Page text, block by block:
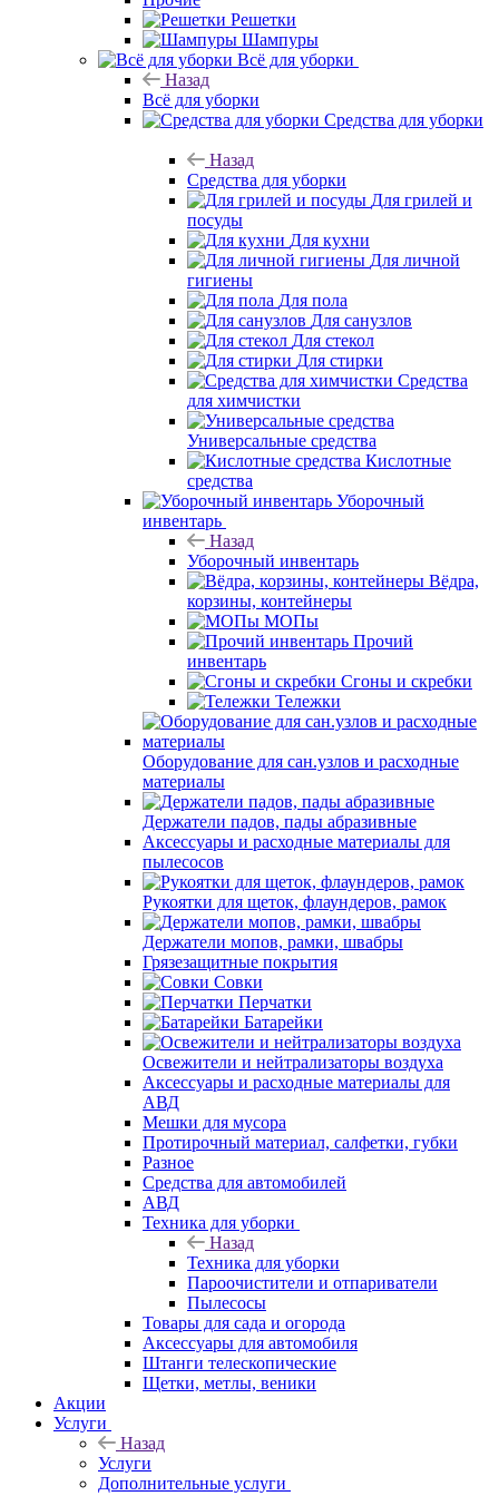
Решетки
Шампуры
Всё для уборки
Назад
Всё для уборки
Средства для уборки
Назад
Средства для уборки
Для грилей и
посуды
Для кухни
Для личной
гигиены
Для пола
Для санузлов
Для стекол
Для стирки
Средства
для химчистки
Универсальные средства
Кислотные
средства
Уборочный
инвентарь
Назад
Уборочный инвентарь
Вёдра,
корзины, контейнеры
МОПы
Прочий
инвентарь
Сгоны и скребки
Тележки
Оборудование для сан.узлов и расходные
материалы
Держатели падов, пады абразивные
Аксессуары и расходные материалы для
пылесосов
Рукоятки для щеток, флаундеров, рамок
Держатели мопов, рамки, швабры
Грязезащитные покрытия
Совки
Перчатки
Батарейки
Освежители и нейтрализаторы воздуха
Аксессуары и расходные материалы для
АВД
Мешки для мусора
Протирочный материал, салфетки, губки
Разное
Средства для автомобилей
АВД
Техника для уборки
Назад
Техника для уборки
Пароочистители и отпариватели
Пылесосы
Товары для сада и огорода
Аксессуары для автомобиля
Штанги телескопические
Щетки, метлы, веники
Акции
Услуги
Назад
Услуги
Дополнительные услуги